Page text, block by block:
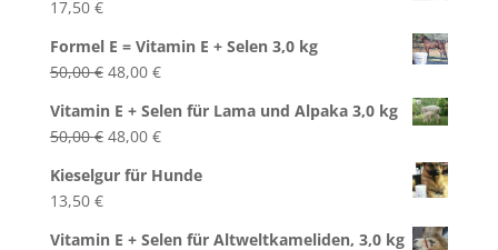
17,50 €
Formel E = Vitamin E + Selen 3,0 kg
50,00€ Ursprünglicher
war:
50,00 €
48,00 €Aktueller
ist:
48,00 €.
Vitamin E + Selen für Lama und Alpaka 3,0 kg
50,00€ Ursprünglicher
war:
48,00 €Aktueller
ist:
Kieselgur für Hunde
13,50 €
Vitamin E + Selen für Altweltkameliden, 3,0 kg